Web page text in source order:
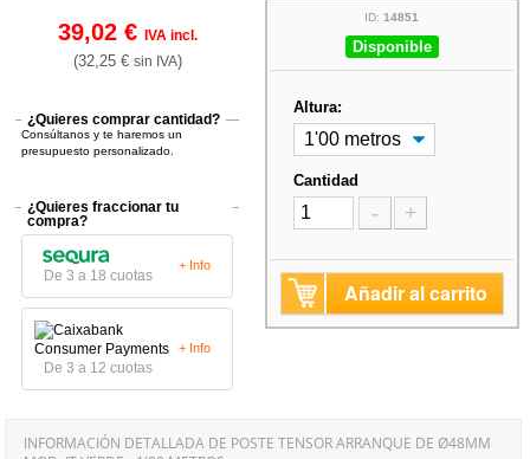
39,02 € IVA incl.
(32,25 € sin IVA)
¿Quieres comprar cantidad?
Consúltanos y te haremos un
presupuesto personalizado.
¿Quieres fraccionar tu
compra?
De 3 a 18 cuotas
+ Info
De 3 a 12 cuotas
+ Info
ID:14851
Disponible
Altura:
Cantidad
- +
Añadir al carrito
INFORMACIÓN DETALLADA DE POSTE TENSOR ARRANQUE DE Ø48MM